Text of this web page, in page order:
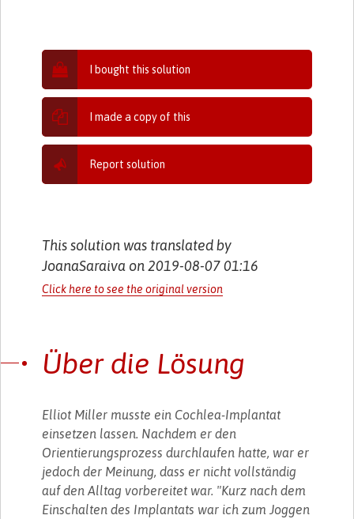
I bought this solution
I made a copy of this
Report solution
This solution was translated by
JoanaSaraiva on 2019-08-07 01:16
Click here to see the original version
Über die Lösung
Elliot Miller musste ein Cochlea-Implantat
einsetzen lassen. Nachdem er den
Orientierungsprozess durchlaufen hatte, war er
jedoch der Meinung, dass er nicht vollständig
auf den Alltag vorbereitet war. "Kurz nach dem
Einschalten des Implantats war ich zum Joggen